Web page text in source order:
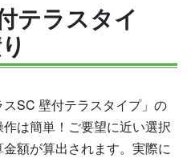
テラスタイ
SC 壁付テラスタイプ」の
は簡単！ご要望に近い選択
額が算出されます。実際に